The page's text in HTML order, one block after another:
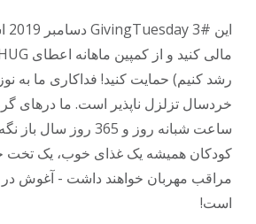
رشد کنیم) حمایت کنید! فداکاری ما به
ساعت شبانه روز و 365
کودکان همیشه یک غذای خوب، یک تخت
مراقب مهربان خواهند داشت - آغوش در
است!